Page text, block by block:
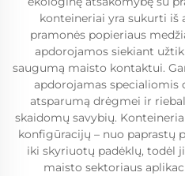
konteineriai yra sukurti iš
pramonės popieriaus
apdorojamos siekiant
saugumą maisto kontaktui.
apdorojamas specialiomis
atsparumą drėgmei ir
skaidomų savybių.
konfigūracijų – nuo paprastų
iki skyriuotų padėklų, todėl
maisto sektoriaus